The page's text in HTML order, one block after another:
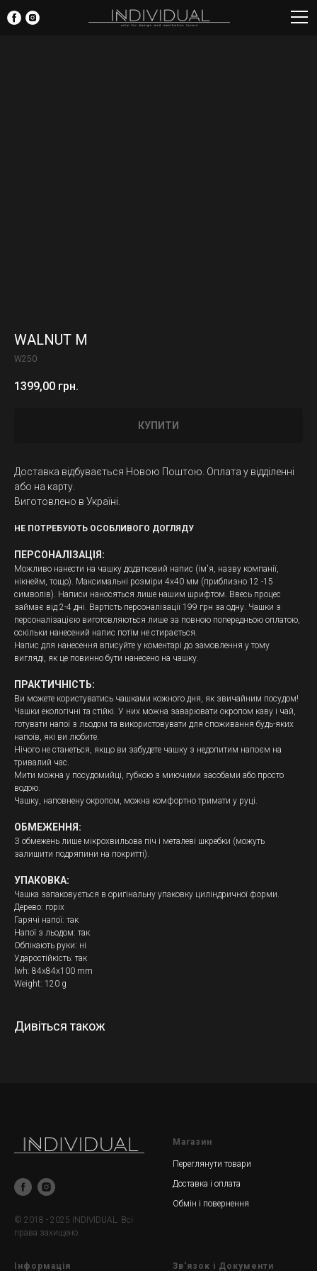
WALNUT M
W250
1399,00 грн.
КУПИТИ
Доставка відбувається Новою Поштою. Оплата у відділенні
або на карту.
Виготовлено в Україні.
НЕ ПОТРЕБУЮТЬ ОСОБЛИВОГО ДОГЛЯДУ
ПЕРСОНАЛІЗАЦІЯ:
Можливо нанести на чашку додатковий напис (ім'я, назву компанії,
нікнейм, тощо). Максимальні розміри 4х40 мм (приблизно 12 -15
символів). Написи наносяться лише нашим шрифтом. Ввесь процес
займає від 2-4 дні. Вартість персоналізації 199 грн за одну. Чашки з
персоналізацією виготовляються лише за повною попередньою оплатою,
оскільки нанесений напис потім не стирається.
Напис для нанесення вписуйте у коментарі до замовлення у тому
вигляді, як це повинно бути нанесено на чашку.
ПРАКТИЧНІCТЬ:
Ви можете користуватись чашками кожного дня, як звичайним посудом!
Чашки екологічні та стійкі. У них можна заварювати окропом каву і чай,
готувати напої з льодом та використовувати для споживання будь-яких
напоїв, які ви любите.
Нічого не станеться, якщо ви забудете чашку з недопитим напоєм на
тривалий час.
Мити можна у посудомийці, губкою з миючими засобами або просто
водою.
Чашку, наповнену окропом, можна комфортно тримати у руці.
ОБМЕЖЕННЯ:
З обмежень лише мікрохвильова піч і металеві шкребки (можуть
залишити подряпини на покритті).
УПАКОВКА:
Чашка запаковується в оригінальну упаковку циліндричної форми.
Дерево: горіх
Гарячі напої: так
Напої з льодом: так
Обпікають руки: ні
Ударостійкість: так
lwh: 84x84x100 mm
Weight: 120 g
Дивіться також
© 2018 - 2025 INDIVIDUAL. Всі
права захищено.
Магазин
Переглянути товари
Доставка і оплата
Обмін і повернення
Інформація Зв'язок і Документи